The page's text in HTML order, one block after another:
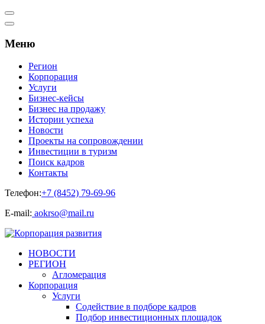
Меню
Регион
Корпорация
Услуги
Бизнес-кейсы
Бизнес на продажу
Истории успеха
Новости
Проекты на сопровождении
Инвестиции в туризм
Поиск кадров
Контакты
Телефон:+7 (8452) 79-69-96
Е-mail: aokrso@mail.ru
НОВОСТИ
РЕГИОН
Агломерация
Корпорация
Услуги
Cодействие в подборе кадров
Подбор инвестиционных площадок